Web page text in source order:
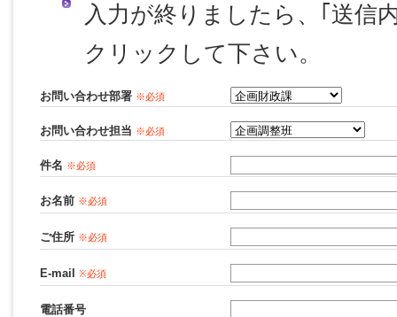
入力が終りましたら、｢送信
クリックして下さい。
お問い合わせ部署 ※必須
お問い合わせ担当 ※必須
件名 ※必須
お名前 ※必須
ご住所 ※必須
E-mail ※必須
電話番号